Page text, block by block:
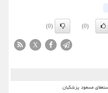
(0)
(0)
X